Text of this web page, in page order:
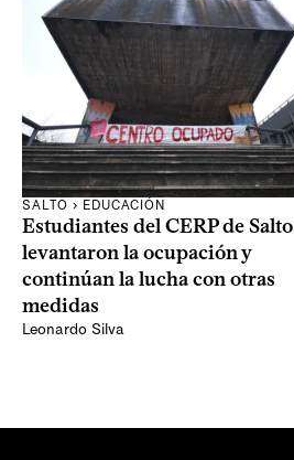
SALTO › EDUCACIÓN
Estudiantes del CERP de Salto
levantaron la ocupación y
continúan la lucha con otras
medidas
Leonardo Silva